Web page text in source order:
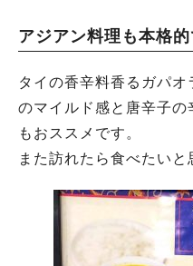
アジアン料理も本格的
タイの香辛料香るガパ
のマイルド感と唐辛子
もおススメです。
また訪れたら食べたいと